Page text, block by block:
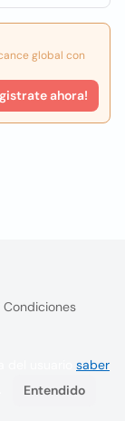
global con
ahora!
Condiciones
saber
Entendido